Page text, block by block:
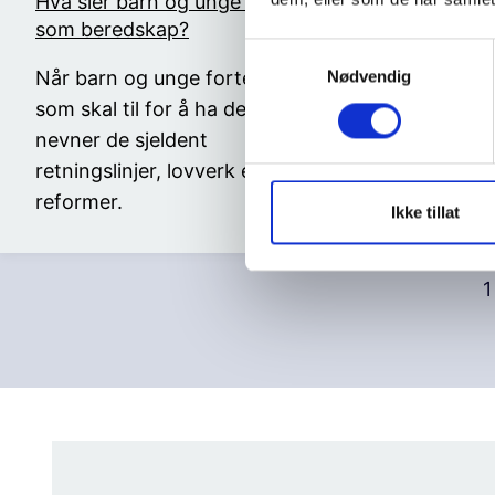
a
m
k
v
Nødvendig
Ikke tillat
som beredskap?
Når barn og unge forteller hva
som skal til for å ha det bra
nevner de sjeldent
retningslinjer, lovverk eller
reformer.
Ny
godt
unge
Barn
1